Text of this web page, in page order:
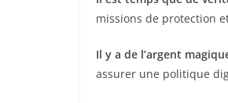
missions de protection
Il y a de l’argent
assurer une politique